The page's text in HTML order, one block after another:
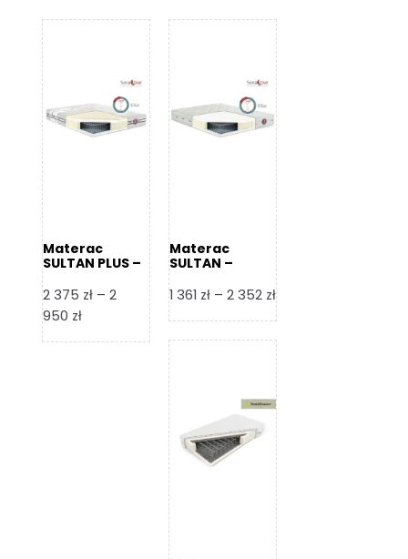
119 zł
Materac
SULTAN PLUS –
2 375 zł – 2
950 złZakres
Materac
SULTAN –
1 361 zł – 2 352 złZakres
cen:
od
1
361 zł
do
2
352 zł